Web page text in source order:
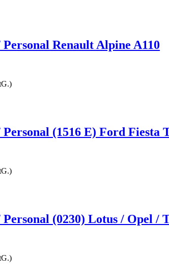
Renault Alpine A110
(1516 E) Ford Fiesta
(0230) Lotus / Opel /